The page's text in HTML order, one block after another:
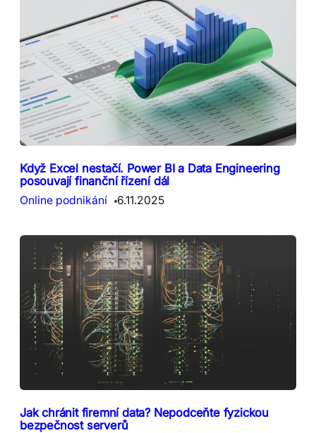
Když Excel nestačí. Power BI a Data Engineering
posouvají finanční řízení dál
Online podnikání 6.11.2025
Jak chránit firemní data? Nepodceňte fyzickou
bezpečnost serverů